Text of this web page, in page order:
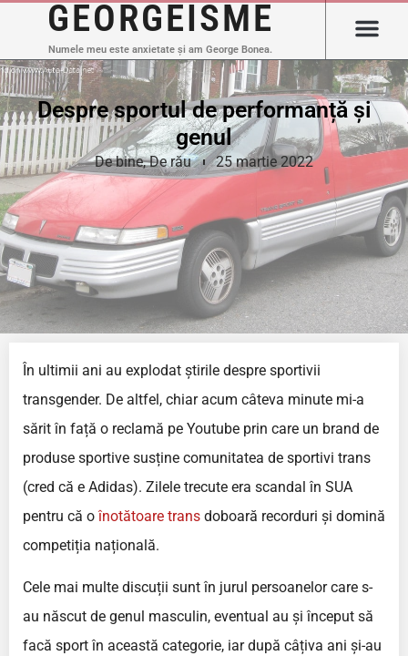
GEORGEISME
Numele meu este anxietate și am George Bonea.
Despre sportul de performanță și
genul
De bine,De rău 25 martie 2022
În ultimii ani au explodat știrile despre sportivii
transgender. De altfel, chiar acum câteva minute mi-a
sărit în față o reclamă pe Youtube prin care un brand de
produse sportive susține comunitatea de sportivi trans
(cred că e Adidas). Zilele trecute era scandal în SUA
pentru că oînotătoare trans doboară recorduri și domină
competiția națională.
Cele mai multe discuții sunt în jurul persoanelor care s-
au născut de genul masculin, eventual au și început să
facă sport în această categorie, iar după câțiva ani și-au